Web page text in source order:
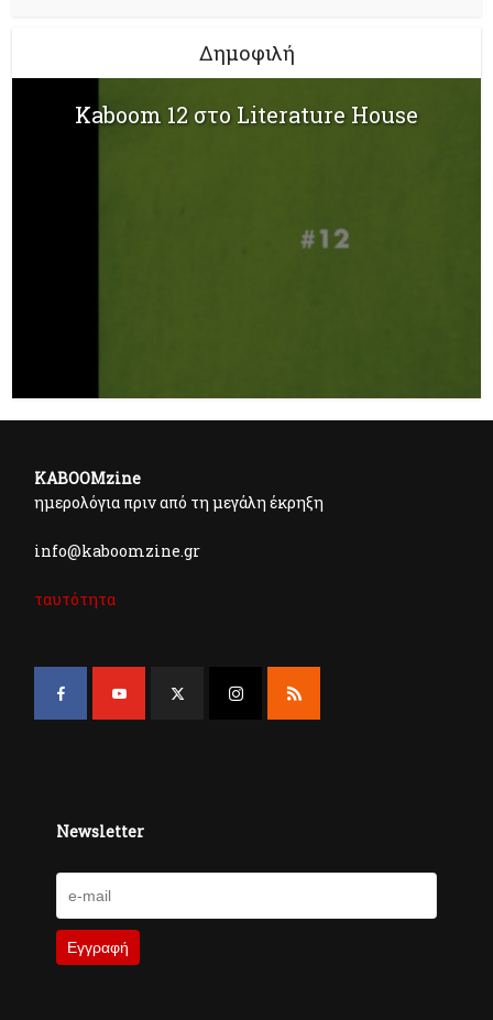
Δημοφιλή
Kaboom 12 στο Literature House
KABOOMzine
ημερολόγια πριν από τη μεγάλη έκρηξη
info@kaboomzine.gr
ταυτότητα
Newsletter